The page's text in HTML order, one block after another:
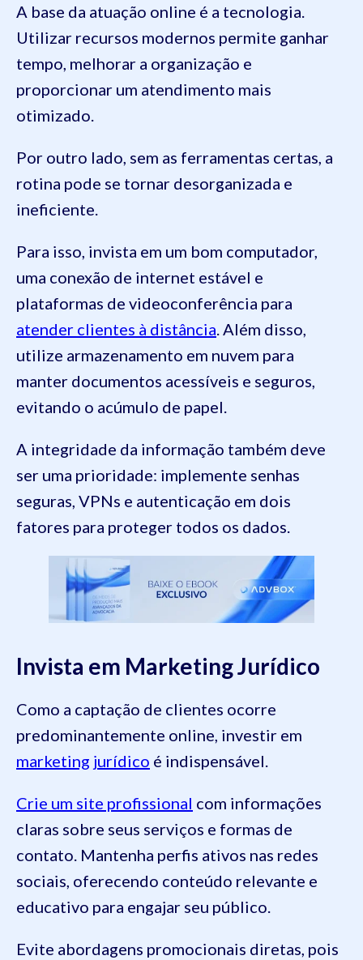
A base da atuação online é a tecnologia.
Utilizar recursos modernos permite ganhar
tempo, melhorar a organização e
proporcionar um atendimento mais
otimizado.
Por outro lado, sem as ferramentas certas, a
rotina pode se tornar desorganizada e
ineficiente.
Para isso, invista em um bom computador,
uma conexão de internet estável e
plataformas de videoconferência para
atender clientes à distância . Além disso,
utilize armazenamento em nuvem para
manter documentos acessíveis e seguros,
evitando o acúmulo de papel.
A integridade da informação também deve
ser uma prioridade: implemente senhas
seguras, VPNs e autenticação em dois
fatores para proteger todos os dados.
Invista em Marketing Jurídico
Como a captação de clientes ocorre
predominantemente online, investir em
marketing jurídico é indispensável.
Crie um site profissional com informações
claras sobre seus serviços e formas de
contato. Mantenha perfis ativos nas redes
sociais, oferecendo conteúdo relevante e
educativo para engajar seu público.
Evite abordagens promocionais diretas, pois